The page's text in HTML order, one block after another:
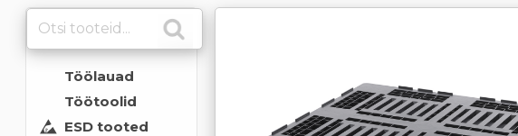
Töölauad
Töötoolid
ESD tooted